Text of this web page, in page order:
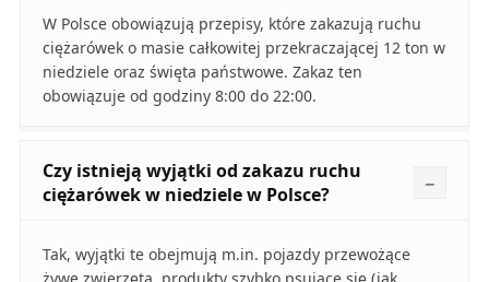
W Polsce obowiązują przepisy, które zakazują ruchu
ciężarówek o masie całkowitej przekraczającej 12 ton w
niedziele oraz święta państwowe. Zakaz ten
obowiązuje od godziny 8:00 do 22:00.
Czy istnieją wyjątki od zakazu ruchu
ciężarówek w niedziele w Polsce?
Tak, wyjątki te obejmują m.in. pojazdy przewożące